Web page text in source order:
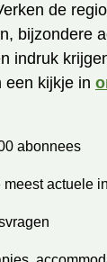
de
bijzondere
indruk
een kijkje in
abonnees
meest actuele